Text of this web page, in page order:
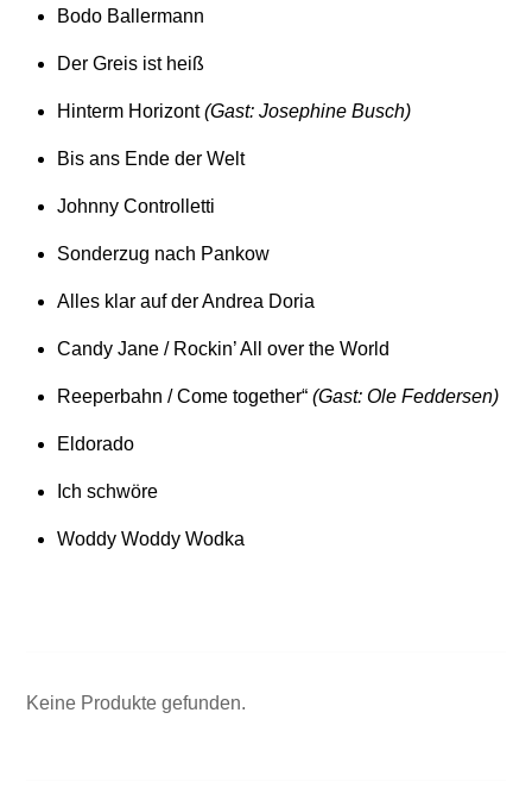
Bodo Ballermann
Der Greis ist heiß
Hinterm Horizont(Gast: Josephine Busch)
Bis ans Ende der Welt
Johnny Controlletti
Sonderzug nach Pankow
Alles klar auf der Andrea Doria
Candy Jane / Rockin’ All over the World
Reeperbahn / Come together“ (Gast: Ole Feddersen)
Eldorado
Ich schwöre
Woddy Woddy Wodka
Keine Produkte gefunden.